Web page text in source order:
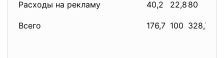
Расходы на рекламу 40,2 22,8 80
Всего 176,7 100 328,7